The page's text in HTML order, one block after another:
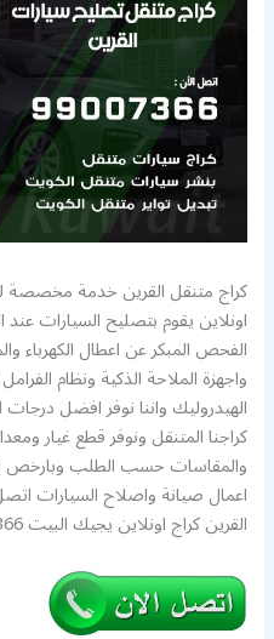
كراج متنقل القرين خدمة مخصصة
اونلاين يقوم بتصليح السيارات
الفحص المبكر عن اعطال الكهرباء
واجهزة الملاحة الذكية ونظام
الهيدروليك واننا نوفر افضل
كراجنا المتنقل ونوفر قطع غيار
والمقاسات حسب الطلب وبارخص
اعمال صيانة واصلاح السيارات
القرين كراج اونلاين يجيك البيت 99007366.